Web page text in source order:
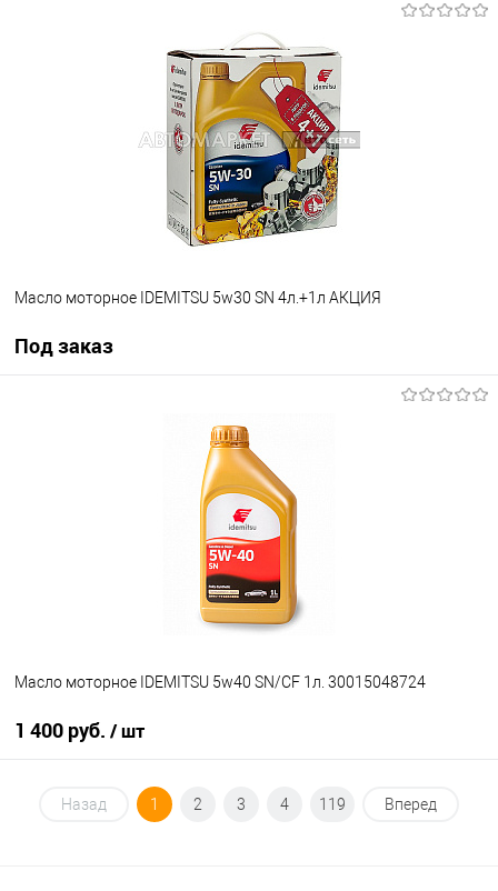
В наличии
Масло моторное IDEMITSU 5w30 SN 4л.+1л АКЦИЯ
Под заказ
Масло моторное IDEMITSU 5w40 SN/CF 1л. 30015048724
1 400 руб. / шт
В корзину
Назад 1 2 3 4 119 Вперед